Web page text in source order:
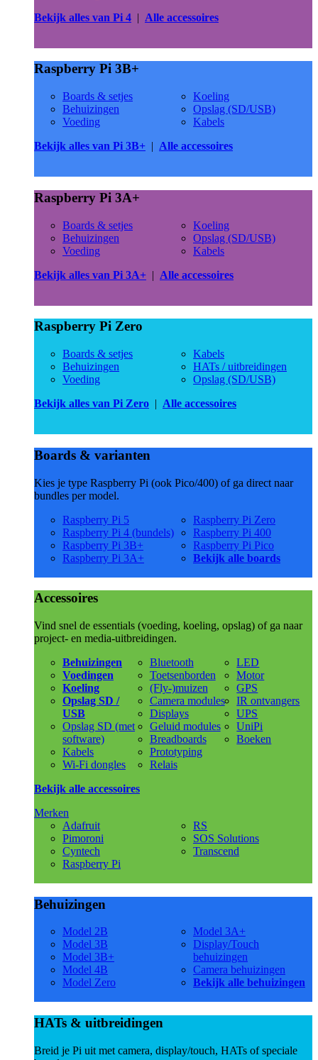
Bekijk alles van Pi 4 | Alle accessoires
Raspberry Pi 3B+
Boards & setjes
Behuizingen
Voeding
Koeling
Opslag (SD/USB)
Kabels
Bekijk alles van Pi 3B+ | Alle accessoires
Raspberry Pi 3A+
Boards & setjes
Behuizingen
Voeding
Koeling
Opslag (SD/USB)
Kabels
Bekijk alles van Pi 3A+ | Alle accessoires
Raspberry Pi Zero
Boards & setjes
Behuizingen
Voeding
Kabels
HATs / uitbreidingen
Opslag (SD/USB)
Bekijk alles van Pi Zero | Alle accessoires
Boards & varianten
Kies je type Raspberry Pi (ook Pico/400) of ga direct naar
bundles per model.
Raspberry Pi 5
Raspberry Pi 4 (bundels)
Raspberry Pi 3B+
Raspberry Pi 3A+
Raspberry Pi Zero
Raspberry Pi 400
Raspberry Pi Pico
Bekijk alle boards
Accessoires
Vind snel de essentials (voeding, koeling, opslag) of ga naar
project- en media-uitbreidingen.
Behuizingen
Voedingen
Koeling
Opslag SD /
USB
Opslag SD (met
software)
Kabels
Wi-Fi dongles
Bluetooth
Toetsenborden
(Fly-)muizen
Camera modules
Displays
Geluid modules
Breadboards
Prototyping
Relais
LED
Motor
GPS
IR ontvangers
UPS
UniPi
Boeken
Bekijk alle accessoires
Merken
Adafruit
Pimoroni
Cyntech
Raspberry Pi
RS
SOS Solutions
Transcend
Behuizingen
Model 2B
Model 3B
Model 3B+
Model 4B
Model Zero
Model 3A+
Display/Touch
behuizingen
Camera behuizingen
Bekijk alle behuizingen
HATs & uitbreidingen
Breid je Pi uit met camera, display/touch, HATs of speciale